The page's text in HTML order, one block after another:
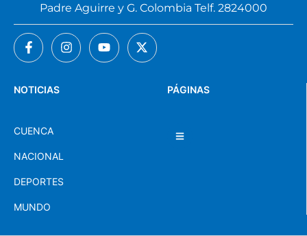
PÁGINAS
NOTICIAS
CUENCA
NACIONAL
DEPORTES
MUNDO
Padre Aguirre y G. Colombia Telf. 2824000